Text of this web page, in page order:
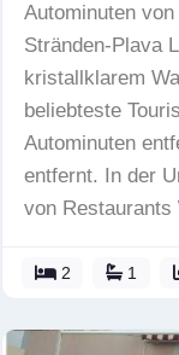
Autominuten
Stränden-Plava
kristallklarem
beliebteste
Autominuten
entfernt. In der
von Restaurants
2 1